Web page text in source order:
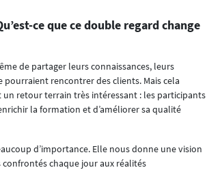
ce que ce double regard change
de partager leurs connaissances, leurs
pourraient rencontrer des clients. Mais cela
retour terrain très intéressant : les participants
la formation et d’améliorer sa qualité
d’importance. Elle nous donne une vision
confrontés chaque jour aux réalités